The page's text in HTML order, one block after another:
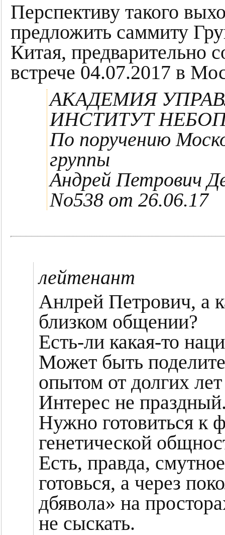
Перспективу такого
предложить саммиту
Китая, предварительно
встрече 04.07.2017 в
АКАДЕМИЯ
ИНСТИТУТ
По поручению
группы
Андрей Петрович
No538 от 26.06.17
лейтенант
Анлрей Петрович, а
близком общении?
Есть-ли какая-то
Может быть
опытом от долгих
Интерес не
Нужно готовиться к
генетической
Есть, правда,
готовься, а через
дбявола» на
не сыскать.